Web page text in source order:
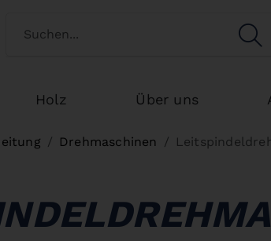
wechseln
Holz Über uns
Drehmaschinen